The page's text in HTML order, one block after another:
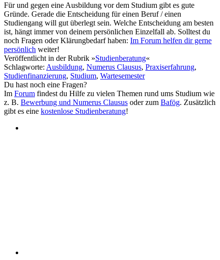
Für und gegen eine Ausbildung vor dem Studium gibt es gute
Gründe. Gerade die Entscheidung für einen Beruf / einen
Studiengang will gut überlegt sein. Welche Entscheidung am besten
ist, hängt immer von deinem persönlichen Einzelfall ab. Solltest du
noch Fragen oder Klärungbedarf haben: Im Forum helfen dir gerne
persönlich weiter!
Veröffentlicht in der Rubrik »Studienberatung«
Schlagworte: Ausbildung, Numerus Clausus, Praxiserfahrung,
Studienfinanzierung, Studium, Wartesemester
Du hast noch eine Fragen?
Im Forum findest du Hilfe zu vielen Themen rund ums Studium wie
z. B. Bewerbung und Numerus Clausus oder zum Bafög. Zusätzlich
gibt es eine kostenlose Studienberatung!